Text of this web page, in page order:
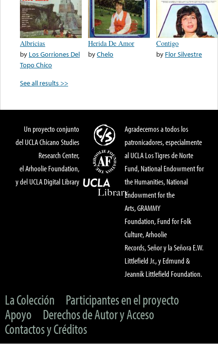
Albricias
by Los Gorriones Del
Topo Chico
Herida De Amor
byChelo
Contigo
by Flor Silvestre
See all results >>
Un proyecto conjunto
del UCLA Chicano Studies
Research Center,
el Arhoolie Foundation,
y del UCLA Digital Library
Agradecemos a todos los
patronicadores, especialmente
al UCLA Los Tigres de Norte
Fund, National Endowment for
the Humanities, National
Endowment for the
Arts, GRAMMY
Foundation, Fund for Folk
Culture, Arhoolie
Records, Señor y la Señora E.W.
Littlefield Jr., y Edmund &
Jeannik Littlefield Foundation.
La Colección
Participantes en el proyecto
Apoyo
Derechos de Autor y Acceso
Contactos y Créditos